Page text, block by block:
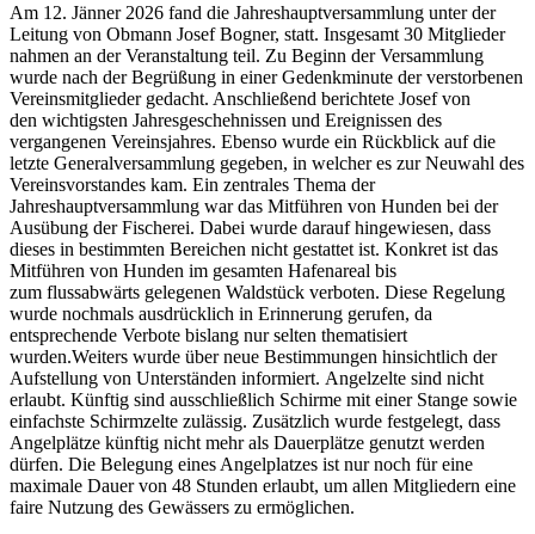
Am 12. Jänner 2026 fand die Jahreshauptversammlung unter der
Leitung von Obmann Josef Bogner, statt. Insgesamt 30 Mitglieder
nahmen an der Veranstaltung teil. Zu Beginn der Versammlung
wurde nach der Begrüßung in einer Gedenkminute der verstorbenen
Vereinsmitglieder gedacht. Anschließend berichtete Josef von
den wichtigsten Jahresgeschehnissen und Ereignissen des
vergangenen Vereinsjahres. Ebenso wurde ein Rückblick auf die
letzte Generalversammlung gegeben, in welcher es zur Neuwahl des
Vereinsvorstandes kam. Ein zentrales Thema der
Jahreshauptversammlung war das Mitführen von Hunden bei der
Ausübung der Fischerei. Dabei wurde darauf hingewiesen, dass
dieses in bestimmten Bereichen nicht gestattet ist. Konkret ist das
Mitführen von Hunden im gesamten Hafenareal bis
zum flussabwärts gelegenen Waldstück verboten. Diese Regelung
wurde nochmals ausdrücklich in Erinnerung gerufen, da
entsprechende Verbote bislang nur selten thematisiert
wurden.Weiters wurde über neue Bestimmungen hinsichtlich der
Aufstellung von Unterständen informiert. Angelzelte sind nicht
erlaubt. Künftig sind ausschließlich Schirme mit einer Stange sowie
einfachste Schirmzelte zulässig. Zusätzlich wurde festgelegt, dass
Angelplätze künftig nicht mehr als Dauerplätze genutzt werden
dürfen. Die Belegung eines Angelplatzes ist nur noch für eine
maximale Dauer von 48 Stunden erlaubt, um allen Mitgliedern eine
faire Nutzung des Gewässers zu ermöglichen.